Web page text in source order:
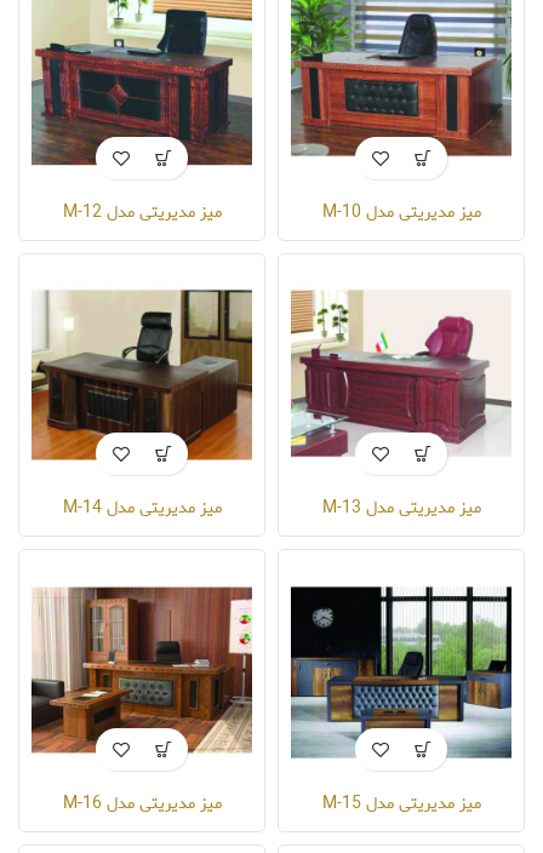
میز مدیریتی مدل M-10 میز مدیریتی مدل M-12
میز مدیریتی مدل M-13 میز مدیریتی مدل M-14
میز مدیریتی مدل M-15 میز مدیریتی مدل M-16